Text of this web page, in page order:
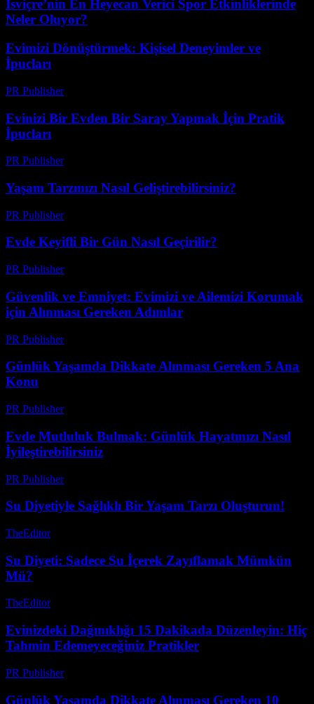
İsviçre’nin En Heyecan Verici Spor Etkinliklerinde
Neler Oluyor?
Evimizi Dönüştürmek: Kişisel Deneyimler ve
İpucları
PR Publisher-
Evinizi Bir Evden Bir Saray Yapmak İçin Pratik
İpucları
PR Publisher-
Yaşam Tarzınızı Nasıl Geliştirebilirsiniz?
PR Publisher-
Evde Keyifli Bir Gün Nasıl Geçirilir?
PR Publisher-
Güvenlik ve Emniyet: Evimizi ve Ailemizi Korumak
için Alınması Gereken Adımlar
PR Publisher-
Günlük Yaşamda Dikkate Alınması Gereken 5 Ana
Konu
PR Publisher-
Evde Mutluluk Bulmak: Günlük Hayatınızı Nasıl
İyileştirebilirsiniz
PR Publisher-
Su Diyetiyle Sağlıklı Bir Yaşam Tarzı Oluşturun!
TheEditor-
Su Diyeti: Sadece Su İçerek Zayıflamak Mümkün
Mü?
TheEditor-
Evinizdeki Dağınıklığı 15 Dakikada Düzenleyin: Hiç
Tahmin Edemeyeceğiniz Pratikler
PR Publisher-
Günlük Yaşamda Dikkate Alınması Gereken 10